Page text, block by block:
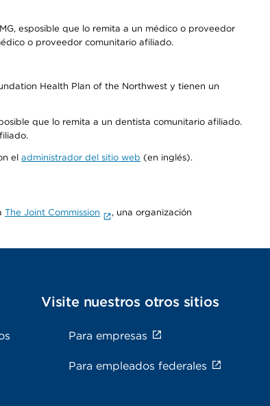
esposible que lo remita a un médico o proveedor
o proveedor comunitario afiliado.
Health Plan of the Northwest y tienen un
que lo remita a un dentista comunitario afiliado.
el administrador del sitio web (en inglés).
The Joint Commission
, una organización
Visite nuestros otros sitios
Para empresas
Para empleados federales